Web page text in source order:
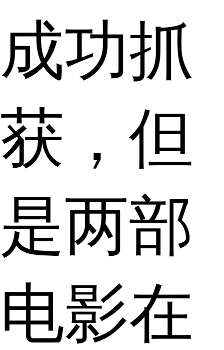
成功抓
获，但
是两部
电影在